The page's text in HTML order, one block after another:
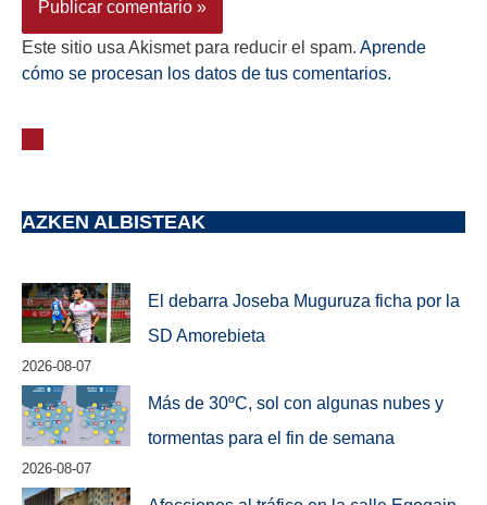
Este sitio usa Akismet para reducir el spam. Aprende
cómo se procesan los datos de tus comentarios.
AZKEN ALBISTEAK
El debarra Joseba Muguruza ficha por la
SD Amorebieta
2026-08-07
Más de 30ºC, sol con algunas nubes y
tormentas para el fin de semana
2026-08-07